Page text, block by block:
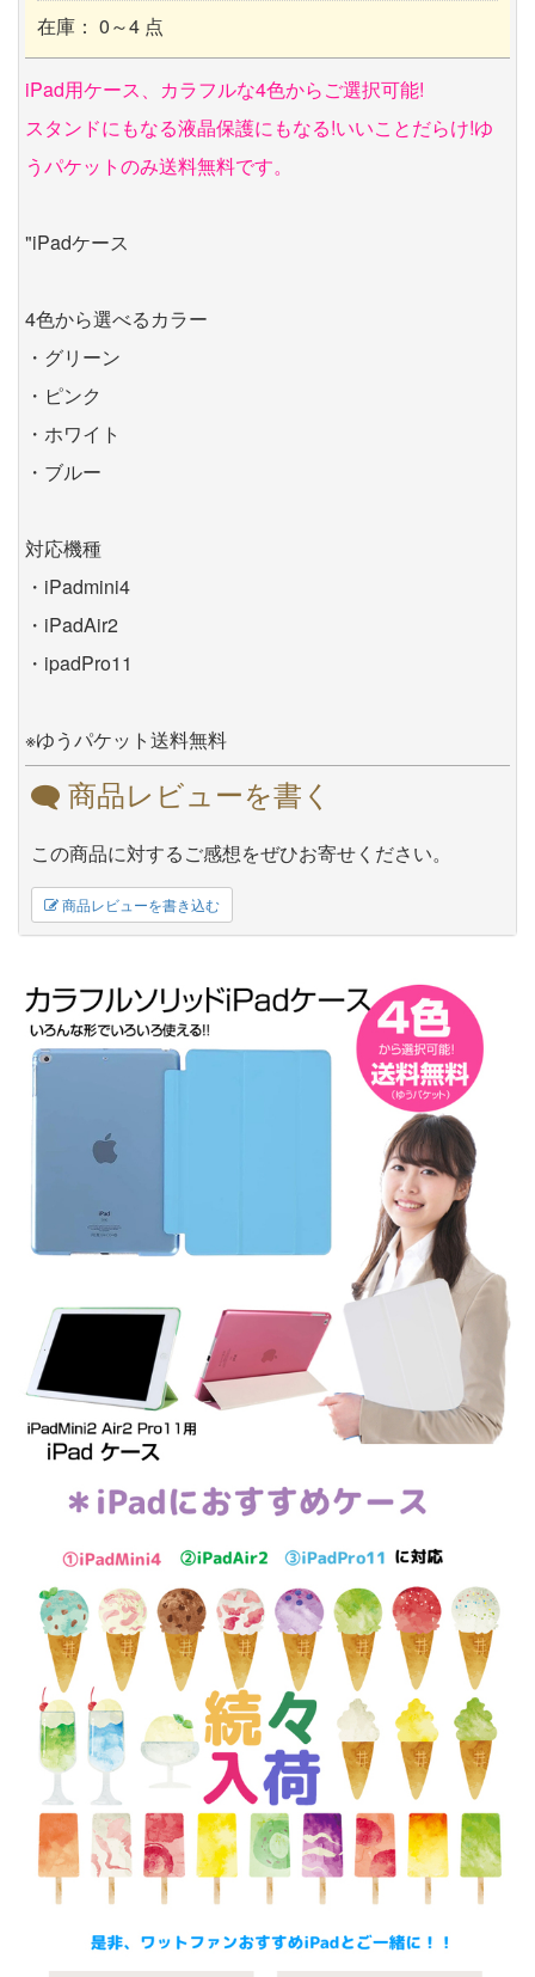
在庫： 0～4 点
iPad用ケース、カラフルな4色からご選択可能!
スタンドにもなる液晶保護にもなる!いいことだらけ!ゆ
うパケットのみ送料無料です。
"iPadケース
4色から選べるカラー
・グリーン
・ピンク
・ホワイト
・ブルー
対応機種
・iPadmini4
・iPadAir2
・ipadPro11
※ゆうパケット送料無料
商品レビューを書く
この商品に対するご感想をぜひお寄せください。
商品レビューを書き込む